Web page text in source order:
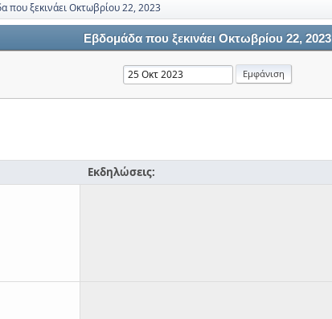
που ξεκινάει Οκτωβρίου 22, 2023
Εβδομάδα που ξεκινάει Οκτωβρίου 22, 2023
Εκδηλώσεις: